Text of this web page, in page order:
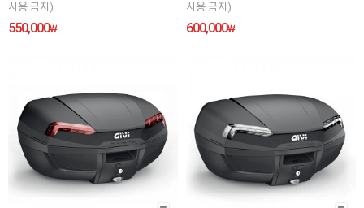
사용 금지)
550,000₩
사용 금지)
600,000₩